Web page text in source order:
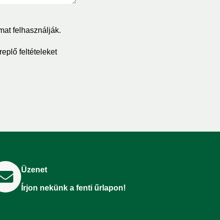
felhasználják.
feltételeket
Üzenet
Írjon nekünk a fenti űrlapon!